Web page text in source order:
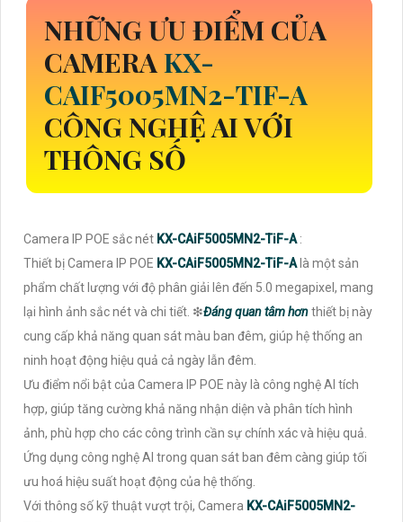
NHỮNG ƯU ĐIỂM CỦA
CAMERAKX-
CAIF5005MN2-TIF-A
CÔNG NGHỆ AI VỚI
THÔNG SỐ
Camera IP POE sắc nét KX-CAiF5005MN2-TiF-A:
Thiết bị Camera IP POE KX-CAiF5005MN2-TiF-A là một sản
phẩm chất lượng với độ phân giải lên đến 5.0 megapixel, mang
lại hình ảnh sắc nét và chi tiết. ❇Đáng quan tâm hơnthiết bị này
cung cấp khả năng quan sát màu ban đêm, giúp hệ thống an
ninh hoạt động hiệu quả cả ngày lẫn đêm.
Ưu điểm nổi bật của Camera IP POE này là công nghệ AI tích
hợp, giúp tăng cường khả năng nhận diện và phân tích hình
ảnh, phù hợp cho các công trình cần sự chính xác và hiệu quả.
Ứng dụng công nghệ AI trong quan sát ban đêm càng giúp tối
ưu hoá hiệu suất hoạt động của hệ thống.
Với thông số kỹ thuật vượt trội, Camera KX-CAiF5005MN2-